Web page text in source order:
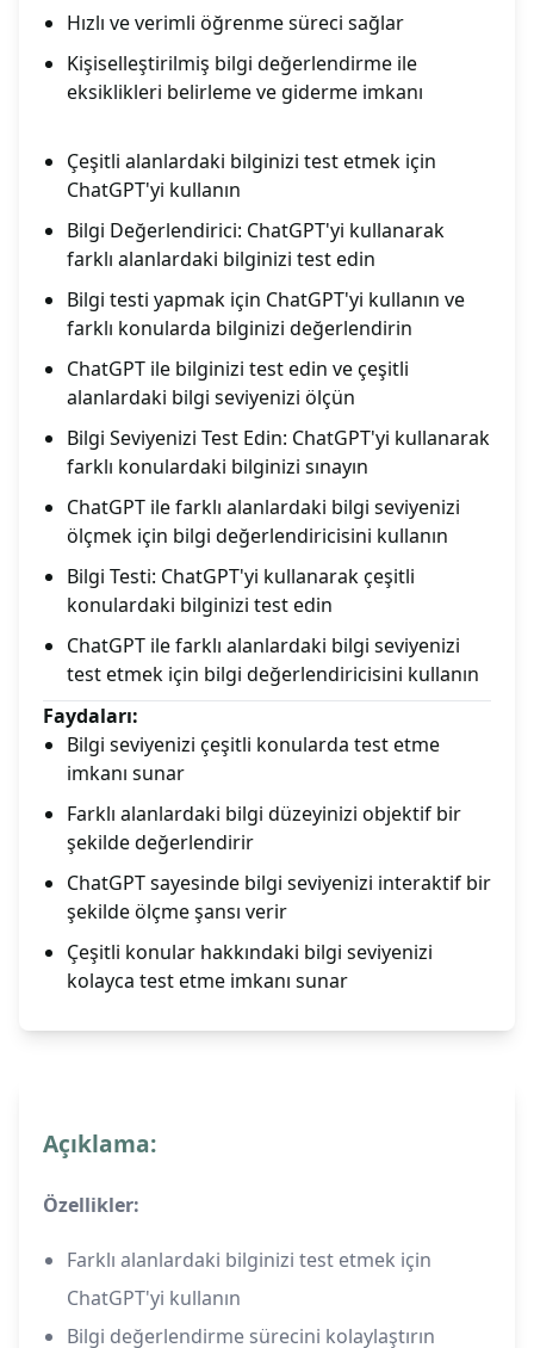
Hızlı ve verimli öğrenme süreci sağlar
Kişiselleştirilmiş bilgi değerlendirme ile
eksiklikleri belirleme ve giderme imkanı
Çeşitli alanlardaki bilginizi test etmek için
ChatGPT'yi kullanın
Bilgi Değerlendirici: ChatGPT'yi kullanarak
farklı alanlardaki bilginizi test edin
Bilgi testi yapmak için ChatGPT'yi kullanın ve
farklı konularda bilginizi değerlendirin
ChatGPT ile bilginizi test edin ve çeşitli
alanlardaki bilgi seviyenizi ölçün
Bilgi Seviyenizi Test Edin: ChatGPT'yi kullanarak
farklı konulardaki bilginizi sınayın
ChatGPT ile farklı alanlardaki bilgi seviyenizi
ölçmek için bilgi değerlendiricisini kullanın
Bilgi Testi: ChatGPT'yi kullanarak çeşitli
konulardaki bilginizi test edin
ChatGPT ile farklı alanlardaki bilgi seviyenizi
test etmek için bilgi değerlendiricisini kullanın
Faydaları:
Bilgi seviyenizi çeşitli konularda test etme
imkanı sunar
Farklı alanlardaki bilgi düzeyinizi objektif bir
şekilde değerlendirir
ChatGPT sayesinde bilgi seviyenizi interaktif bir
şekilde ölçme şansı verir
Çeşitli konular hakkındaki bilgi seviyenizi
kolayca test etme imkanı sunar
Açıklama:
Özellikler:
Farklı alanlardaki bilginizi test etmek için
ChatGPT'yi kullanın
Bilgi değerlendirme sürecini kolaylaştırın